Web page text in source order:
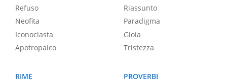
Refuso
Neofita
Iconoclasta
Apotropaico
Riassunto
Paradigma
Gioia
Tristezza
RIME
PROVERBI